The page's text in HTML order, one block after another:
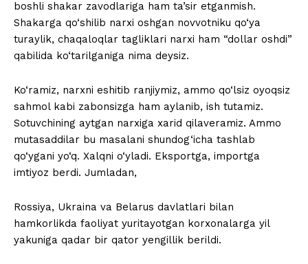
boshli shakar zavodlariga ham ta’sir etganmish.
Shakarga qo‘shilib narxi oshgan novvotniku qo‘ya
turaylik, chaqaloqlar tagliklari narxi ham “dollar oshdi”
qabilida ko‘tarilganiga nima deysiz.
Ko‘ramiz, narxni eshitib ranjiymiz, ammo qo‘lsiz oyoqsiz
sahmol kabi zabonsizga ham aylanib, ish tutamiz.
Sotuvchining aytgan narxiga xarid qilaveramiz. Ammo
mutasaddilar bu masalani shundog‘icha tashlab
qo‘ygani yo‘q. Xalqni o‘yladi. Eksportga, importga
imtiyoz berdi. Jumladan,
Rossiya, Ukraina va Belarus davlatlari bilan
hamkorlikda faoliyat yuritayotgan korxonalarga yil
yakuniga qadar bir qator yengillik berildi.